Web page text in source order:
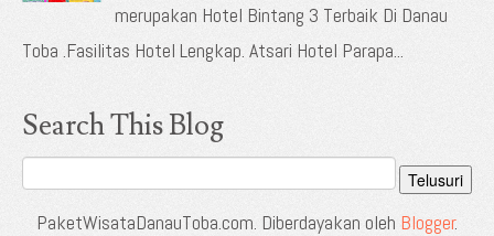
merupakan Hotel Bintang 3 Terbaik Di Danau
Toba .Fasilitas Hotel Lengkap. Atsari Hotel Parapa...
Search This Blog
PaketWisataDanauToba.com. Diberdayakan oleh Blogger.